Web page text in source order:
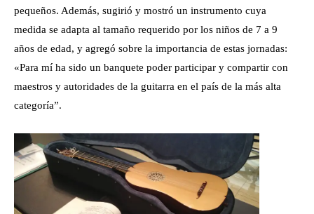
pequeños. Además, sugirió y mostró un instrumento cuya
medida se adapta al tamaño requerido por los niños de 7 a 9
años de edad, y agregó sobre la importancia de estas jornadas:
«Para mí ha sido un banquete poder participar y compartir con
maestros y autoridades de la guitarra en el país de la más alta
categoría”.